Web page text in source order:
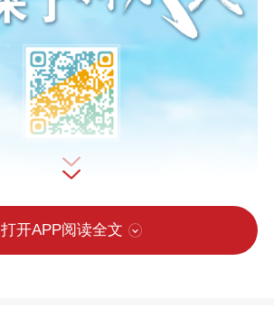
打开APP阅读全文